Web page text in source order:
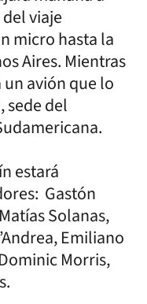
viaje
micro hasta la
Aires. Mientras
avión que lo
sede del
estará
Gastón
Solanas,
Emiliano
Morris,